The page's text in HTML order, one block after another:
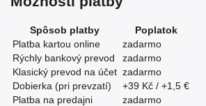
Spôsob platby
Poplatok
Platba kartou online
zadarmo
Rýchly bankový prevod
zadarmo
Klasický prevod na účet zadarmo
Dobierka (pri prevzatí)
+39 Kč / +1,5 €
Platba na predajni
zadarmo